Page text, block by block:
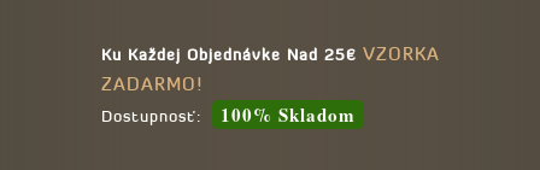
Ku Každej Objednávke Nad 25€ VZORKA
ZADARMO!
Dostupnosť: 100% Skladom